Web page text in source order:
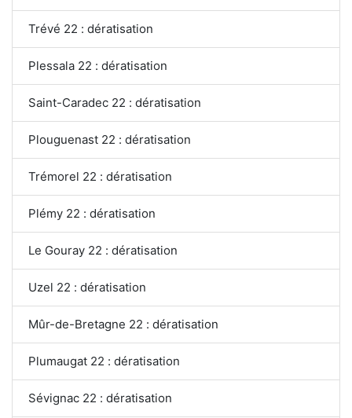
Trévé 22 : dératisation
Plessala 22 : dératisation
Saint-Caradec 22 : dératisation
Plouguenast 22 : dératisation
Trémorel 22 : dératisation
Plémy 22 : dératisation
Le Gouray 22 : dératisation
Uzel 22 : dératisation
Mûr-de-Bretagne 22 : dératisation
Plumaugat 22 : dératisation
Sévignac 22 : dératisation